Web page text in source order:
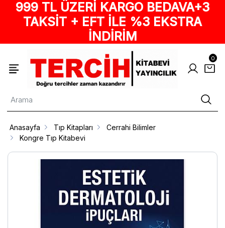
999 TL ÜZERİ KARGO BEDAVA+3
TAKSİT + EFT İLE %3 EKSTRA
İNDİRİM
0
Anasayfa Tıp Kitapları
Cerrahi Bilimler
Kongre Tıp Kitabevi